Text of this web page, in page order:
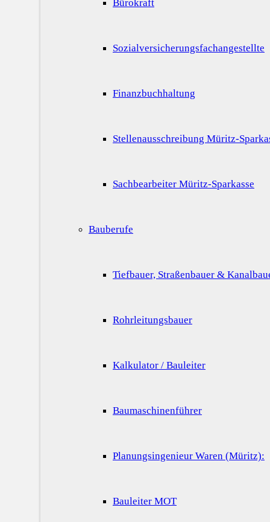
Bürokraft
Sozialversicherungsfachangestellte
Finanzbuchhaltung
Stellenausschreibung Müritz-
Sachbearbeiter Müritz-Sparkasse
Bauberufe
Tiefbauer, Straßenbauer &
Rohrleitungsbauer
Kalkulator / Bauleiter
Baumaschinenführer
Planungsingenieur Waren (Müritz):
Bauleiter MOT